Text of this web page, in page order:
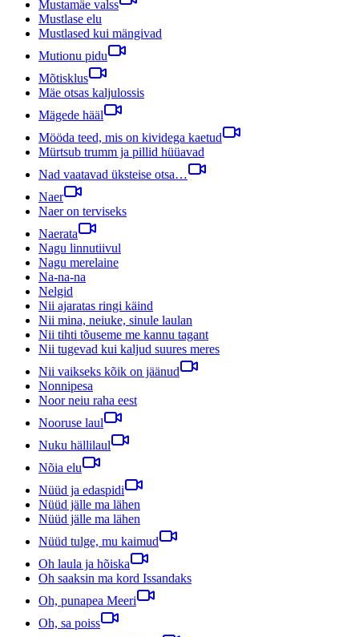
Mustamäe valss
Mustlase elu
Mustlased kui mängivad
Mutionu pidu
Mõtisklus
Mäe otsas kaljulossis
Mägede hääl
Mööda teed, mis on kividega kaetud
Mürtsub trumm ja pillid hüüavad
Nad vaatavad üksteise otsa…
Naer
Naer on terviseks
Naerata
Nagu linnutiivul
Nagu merelaine
Na-na-na
Nelgid
Nii ajaratas ringi käind
Nii mina, neiuke, sinule laulan
Nii tihti tõuseme me kannu tagant
Nii tugevad kui kaljud suures meres
Nii vaikseks kõik on jäänud
Nonnipesa
Noor neiu raha eest
Nooruse laul
Nuku hällilaul
Nõia elu
Nüüd ja edaspidi
Nüüd jälle ma lähen
Nüüd jälle ma lähen
Nüüd tulge, mu kaimud
Oh laula ja hõiska
Oh saaksin ma kord Issandaks
Oh, punapea Meeri
Oh, sa poiss